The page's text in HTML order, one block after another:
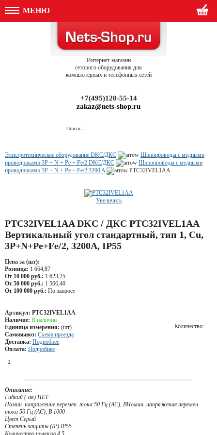
МЕНЮ
Интернет-магазин
сетового оборудования для
компьютерных и телефонных сетей
+7(495)120-55-14
zakaz@nets-shop.ru
Электротехническое оборудование DKC/ДКС
Шинопроводы с медными
проводниками 3P + N + Pe + Fe/2 DKC/ДКС
Шинопроводы с медными
проводниками 3P + N + Pe + Fe/2 3200 A
PTC32IVEL1AA
Увеличить
PTC32IVEL1AA DKC / ДКС PTC32IVEL1AA
Вертикальный угол стандартный, тип 1, Cu,
3P+N+Pe+Fe/2, 3200А, IP55
Цена за (шт):
Розница: 1 664,87
От 10 000 руб.: 1 623,25
От 50 000 руб.: 1 566,40
От 100 000 руб.: По запросу
Артикул: PTC32IVEL1AA
Наличие: В наличии
Единица измерения: (шт)
Самовывоз: Схема проезда
Доставка: Подробнее
Оплата: Подробнее
Количество:
Описание:
Гибкий (-ая) НЕТ
Номин. напряжение перемен. тока 50 Гц (AC), ВНомин. напряжение перемен.
тока 50 Гц (AC), В 1000
Цвет Серый
Степень защиты (IP) IP55
Количество полюсов 4.5